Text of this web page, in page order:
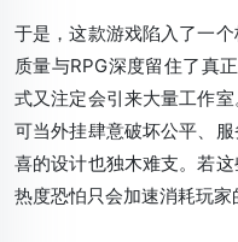
于是，这款游戏陷入了一
质量与RPG深度留住了真
式又注定会引来大量工作
可当外挂肆意破坏公平、
喜的设计也独木难支。若
热度恐怕只会加速消耗玩家